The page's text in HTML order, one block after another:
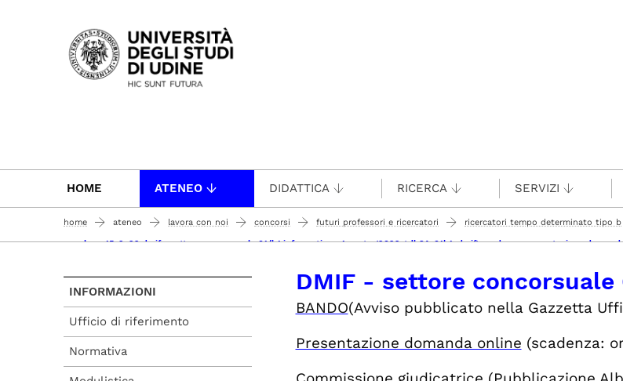
Passa al contenuto principale
HOME ATENEO DIDATTICA RICERCA SERVIZI
home ateneo lavora con noi concorsi futuri professori e ricercatori ricercatori tempo determinato tipo b
concluso 15-9-22 dmif - settore concorsuale 01/b1 informatica - 1 posto (2022rtdb34_01b1_dmif) scadenza presentazione
DMIF - settore concorsuale
BANDO(Avviso pubblicato nella Gazzetta
Presentazione domanda online (scadenza:
INFORMAZIONI
Ufficio di riferimento
Normativa